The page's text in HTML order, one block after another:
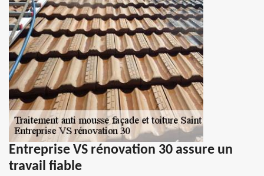
Entreprise VS rénovation 30 assure un
travail fiable